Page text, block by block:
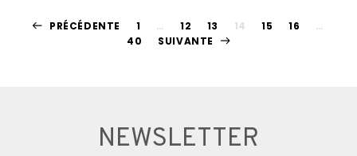
Pagination
PRÉCÉDENTE 1 … 12 13 14 15 16
…
40
SUIVANTE
NEWSLETTER